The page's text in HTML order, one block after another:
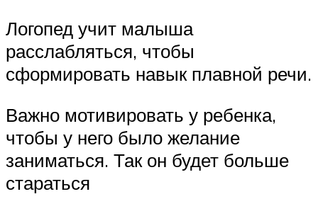
Логопед учит малыша
расслабляться, чтобы
сформировать навык плавной речи.
Важно мотивировать у ребенка,
чтобы у него было желание
заниматься. Так он будет больше
стараться